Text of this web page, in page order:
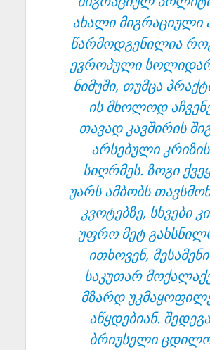
ახალი მიგრაციული
წარმოდგენილია
ევროპული
ნიმუში, თუმცა
ის მხოლოდ
თავად კავშირის
არსებული
სიღრმეს. ზოგი
უარს ამბობს
კვოტებზე, სხვები
უფრო მეტ
ითხოვენ,
საკუთარ
მზარდ
აწყდებიან.
ბრიუსელი